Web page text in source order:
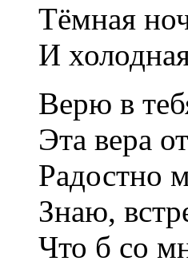
Тёмная
И
Верю в
Эта вера
Радостно
Знаю,
Что б со